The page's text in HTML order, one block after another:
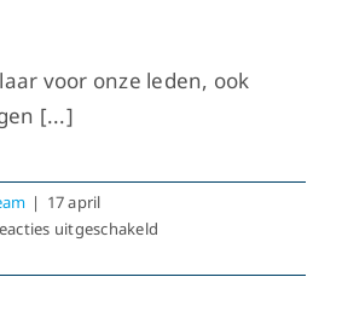
voor onze leden, ook
[...]
| 17 april
uitgeschakeld
Bereikbaarheid